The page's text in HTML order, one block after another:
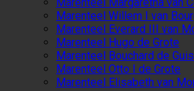
Marenteel Willem I van
Marenteel Everard III van
Marenteel Hugo de Grote
Marenteel Bouchard de
Marenteel Otto I de Grote
Marenteel Elisabeth van